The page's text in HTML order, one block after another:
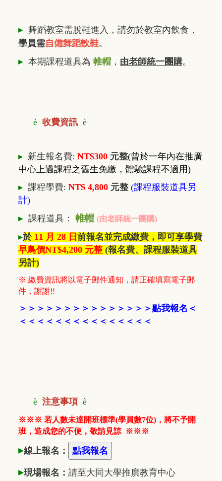
▸ 舞蹈教室需脫鞋進入，請勿於教室內飲食，
學員需自備舞蹈軟鞋。
▸ 本期課程道具為 帷帽 ， 由老師統一團購。
è 收費資訊 è
▸ 新生報名費: NT$300 元整(曾於一年內在推廣
中心上過課程之舊生免繳，體驗課程不適用)
▸ 課程學費: NT$ 4,800 元整 (課程服裝道具另
計)
▸ 課程道具： 帷帽 (由老師統一團購)
▸於 11 月 28 日 前報名並完成繳費，即可享學費
早鳥價NT$4,200 元整 (報名費、課程服裝道具
另計)
※ 繳費資訊將以電子郵件通知，請正確填寫電子郵
件，謝謝!!
＞ ＞ ＞ ＞ ＞ ＞ ＞ ＞ ＞ ＞ ＞ ＞ ＞ ＞ ＞點我報名 ＜
＜＜＜ ＜＜＜ ＜ ＜ ＜＜＜ ＜ ＜ ＜ ＜
è 注意事項 è
※※※ 若人數未達開班標準(學員數7位)，將不予開
班，造成您的不便，敬請見諒 ※※※
▸線上報名：
▸現場報名： 請至大同大學推廣教育中心